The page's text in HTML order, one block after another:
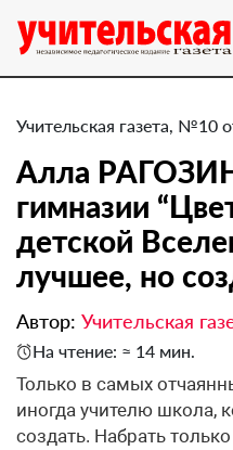
Учительская газета, №10
Алла
гимназии
детской
лучшее, но
Автор: Учительская
На чтение: ≈ 14 мин.
Только в самых
иногда учителю школа,
создать. Набрать